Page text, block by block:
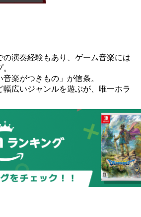
の演奏経験もあり、ゲーム音楽には
音楽がつきもの」が信条。
幅広いジャンルを遊ぶが、唯一ホラ